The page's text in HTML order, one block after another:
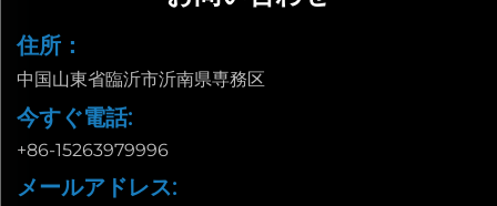
住所：
中国山東省臨沂市沂南県専務区
今すぐ電話:
+86-15263979996
メールアドレス: